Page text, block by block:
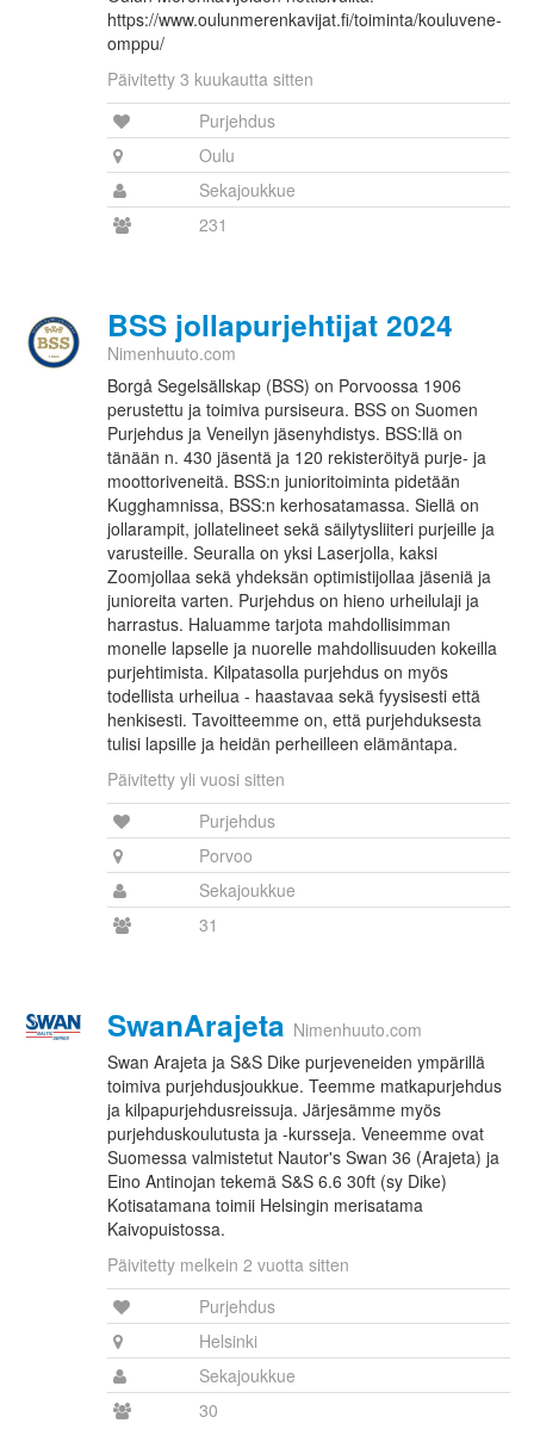
https://www.oulunmerenkavijat.fi/toiminta/kouluvene-
omppu/
Päivitetty 3 kuukautta sitten
Purjehdus
Oulu
Sekajoukkue
231
BSS jollapurjehtijat 2024
Nimenhuuto.com
Borgå Segelsällskap (BSS) on Porvoossa 1906
perustettu ja toimiva pursiseura. BSS on Suomen
Purjehdus ja Veneilyn jäsenyhdistys. BSS:llä on
tänään n. 430 jäsentä ja 120 rekisteröityä purje- ja
moottoriveneitä. BSS:n junioritoiminta pidetään
Kugghamnissa, BSS:n kerhosatamassa. Siellä on
jollarampit, jollatelineet sekä säilytysliiteri purjeille ja
varusteille. Seuralla on yksi Laserjolla, kaksi
Zoomjollaa sekä yhdeksän optimistijollaa jäseniä ja
junioreita varten. Purjehdus on hieno urheilulaji ja
harrastus. Haluamme tarjota mahdollisimman
monelle lapselle ja nuorelle mahdollisuuden kokeilla
purjehtimista. Kilpatasolla purjehdus on myös
todellista urheilua - haastavaa sekä fyysisesti että
henkisesti. Tavoitteemme on, että purjehduksesta
tulisi lapsille ja heidän perheilleen elämäntapa.
Päivitetty yli vuosi sitten
Purjehdus
Porvoo
Sekajoukkue
31
SwanArajeta Nimenhuuto.com
Swan Arajeta ja S&S Dike purjeveneiden ympärillä
toimiva purjehdusjoukkue. Teemme matkapurjehdus
ja kilpapurjehdusreissuja. Järjesämme myös
purjehduskoulutusta ja -kursseja. Veneemme ovat
Suomessa valmistetut Nautor's Swan 36 (Arajeta) ja
Eino Antinojan tekemä S&S 6.6 30ft (sy Dike)
Kotisatamana toimii Helsingin merisatama
Kaivopuistossa.
Päivitetty melkein 2 vuotta sitten
Purjehdus
Helsinki
Sekajoukkue
30